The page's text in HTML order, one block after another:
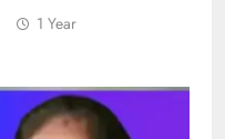
1 Year